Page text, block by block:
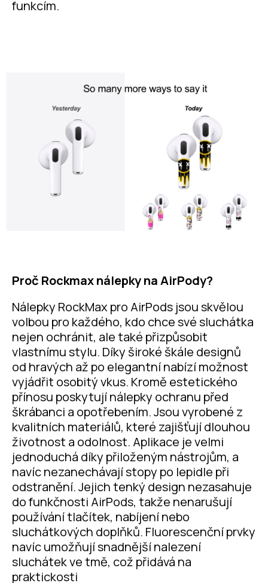
funkcím.
Proč Rockmax nálepky na AirPody?
Nálepky RockMax pro AirPods jsou skvělou
volbou pro každého, kdo chce své sluchátka
nejen ochránit, ale také přizpůsobit
vlastnímu stylu. Díky široké škále designů
od hravých až po elegantní nabízí možnost
vyjádřit osobitý vkus. Kromě estetického
přínosu poskytují nálepky ochranu před
škrábanci a opotřebením. Jsou vyrobené z
kvalitních materiálů, které zajišťují dlouhou
životnost a odolnost. Aplikace je velmi
jednoduchá díky přiloženým nástrojům, a
navíc nezanechávají stopy po lepidle při
odstranění. Jejich tenký design nezasahuje
do funkčnosti AirPods, takže nenarušují
používání tlačítek, nabíjení nebo
sluchátkových doplňků. Fluorescenční prvky
navíc umožňují snadnější nalezení
sluchátek ve tmě, což přidává na
praktickosti​